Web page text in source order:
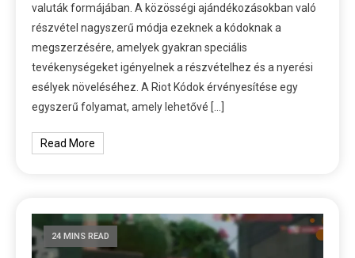
valuták formájában. A közösségi ajándékozásokban való
részvétel nagyszerű módja ezeknek a kódoknak a
megszerzésére, amelyek gyakran speciális
tevékenységeket igényelnek a részvételhez és a nyerési
esélyek növeléséhez. A Riot Kódok érvényesítése egy
egyszerű folyamat, amely lehetővé […]
Read More
24 MINS READ